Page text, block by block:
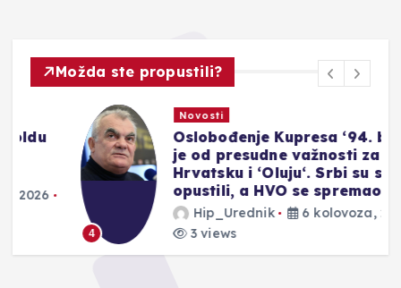
Možda ste propustili?
Novosti
Oslobođenje Kupresa ‘94. bilo
je od presudne važnosti za
Hrvatsku i ‘Oluju‘. Srbi su se
opustili, a HVO se spremao‘
Hip_Urednik
6 kolovoza, 2026
3 views